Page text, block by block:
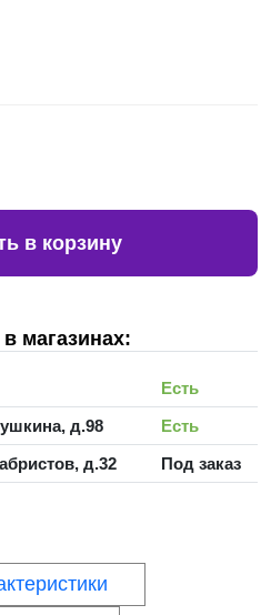
в корзину
магазинах:
Есть
д.98
Есть
д.32
Под заказ